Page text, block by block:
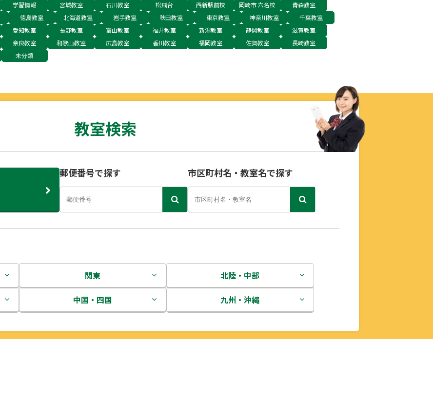
学習情報 宮城教室 石川教室 松飛台 西新駅前校 岡崎市 六名校
青森教室
徳島教室 北海道教室 岩手教室 秋田教室 東京教室 神奈川教室
千葉教室
愛知教室 長野教室 富山教室 福井教室 新潟教室 静岡教室
滋賀教室
奈良教室 和歌山教室 広島教室 香川教室 福岡教室 佐賀教室
長崎教室
未分類
教室検索
郵便番号で探す 市区町村名・教室名で探す
関東
茨城県
北陸・中部
新潟県
中国・四国
九州・沖縄